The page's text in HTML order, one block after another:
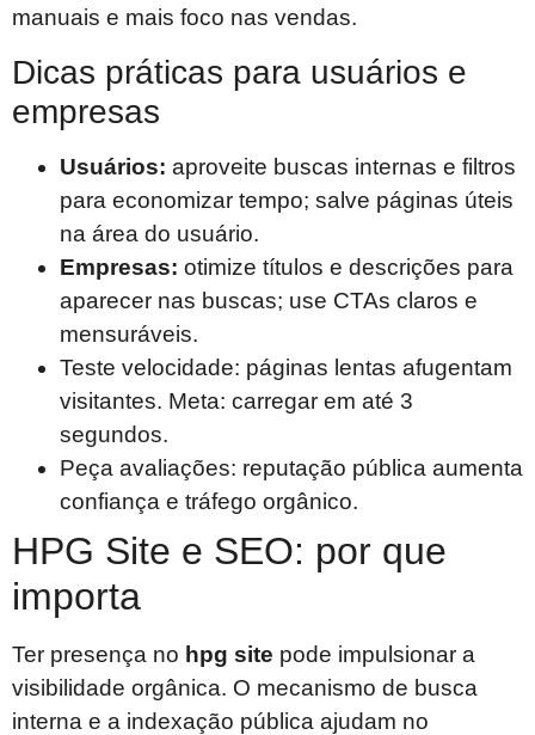
manuais e mais foco nas vendas.
Dicas práticas para usuários e
empresas
Usuários: aproveite buscas internas e filtros
para economizar tempo; salve páginas úteis
na área do usuário.
Empresas: otimize títulos e descrições para
aparecer nas buscas; use CTAs claros e
mensuráveis.
Teste velocidade: páginas lentas afugentam
visitantes. Meta: carregar em até 3
segundos.
Peça avaliações: reputação pública aumenta
confiança e tráfego orgânico.
HPG Site e SEO: por que
importa
Ter presença no hpg site pode impulsionar a
visibilidade orgânica. O mecanismo de busca
interna e a indexação pública ajudam no